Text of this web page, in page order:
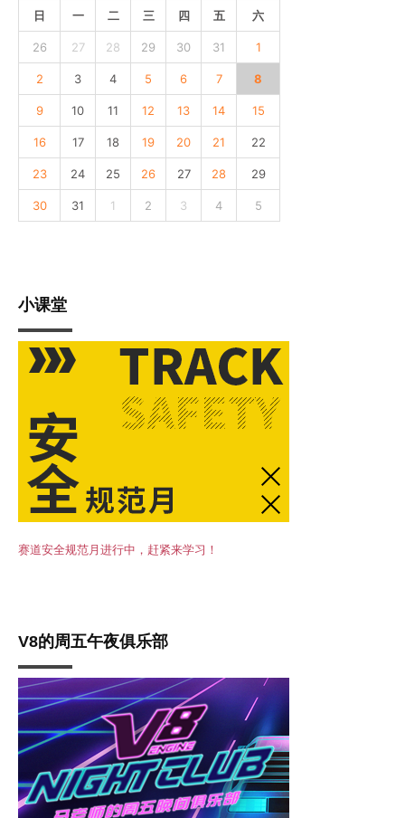
日 一 二 三 四 五 六
26 27 28 29 30 31 1
2 3 4 5 6 7 8
9 10 11 12 13 14 15
16 17 18 19 20 21 22
23 24 25 26 27 28 29
30 31 1 2 3 4 5
小课堂
赛道安全规范月进行中，赶紧来学习！
V8的周五午夜俱乐部